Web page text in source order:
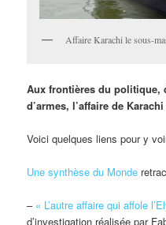
Affaire Karachi le sous-
Auxfrontières du politique,
d’armes, l’affaire de
Voici quelques liens pour y
Une synthèse du Monde
– « L’autre affaire qui affole
d’investigation réalisée par